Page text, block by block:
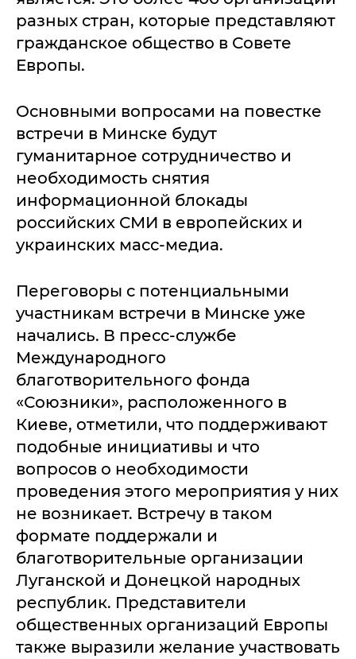
разных стран, которые представляют
гражданское общество в Совете
Европы.
Основными вопросами на повестке
встречи в Минске будут
гуманитарное сотрудничество и
необходимость снятия
информационной блокады
российских СМИ в европейских и
украинских масс-медиа.
Переговоры c потенциальными
участникам встречи в Минске уже
начались. В пресс-службе
Международного
благотворительного фонда
«Союзники», расположенного в
Киеве, отметили, что поддерживают
подобные инициативы и что
вопросов о необходимости
проведения этого мероприятия у них
не возникает. Встречу в таком
формате поддержали и
благотворительные организации
Луганской и Донецкой народных
республик. Представители
общественных организаций Европы
также выразили желание участвовать